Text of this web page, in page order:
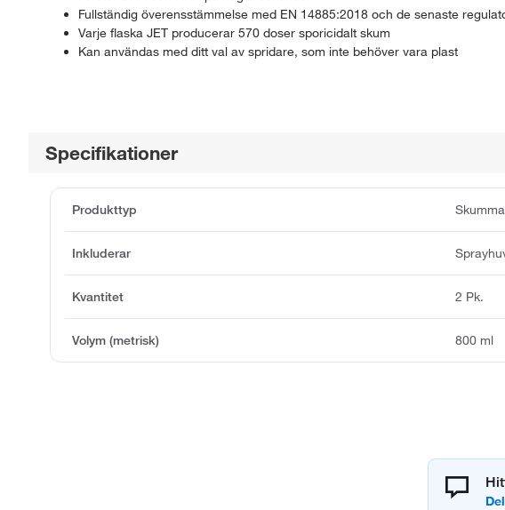
Fullständig överensstämmelse med EN 14885:2018 och de senaste
Varje flaska JET producerar 570 doser sporicidalt skum
Kan användas med ditt val av spridare, som inte behöver vara plast
Specifikationer
Produkttyp
Inkluderar
Kvantitet 2 Pk.
Volym (metrisk) 800 ml